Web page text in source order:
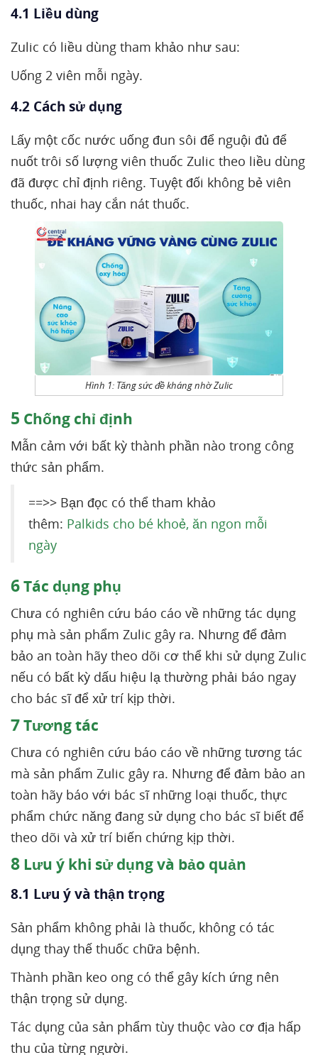
4.1 Liều dùng
Zulic có liều dùng tham khảo như sau:
Uống 2 viên mỗi ngày.
4.2 Cách sử dụng
Lấy một cốc nước uống đun sôi để nguội đủ để
nuốt trôi số lượng viên thuốc Zulic theo liều dùng
đã được chỉ định riêng. Tuyệt đối không bẻ viên
thuốc, nhai hay cắn nát thuốc.
Hình 1: Tăng sức đề kháng nhờ Zulic
5 Chống chỉ định
Mẫn cảm với bất kỳ thành phần nào trong công
thức sản phẩm.
==>> Bạn đọc có thể tham khảo
thêm: Palkids cho bé khoẻ, ăn ngon mỗi
ngày
6Tác dụng phụ
Chưa có nghiên cứu báo cáo về những tác dụng
phụ mà sản phẩm Zulic gây ra. Nhưng để đảm
bảo an toàn hãy theo dõi cơ thể khi sử dụng Zulic
nếu có bất kỳ dấu hiệu lạ thường phải báo ngay
cho bác sĩ để xử trí kịp thời.
7Tương tác
Chưa có nghiên cứu báo cáo về những tương tác
mà sản phẩm Zulic gây ra. Nhưng để đảm bảo an
toàn hãy báo với bác sĩ những loại thuốc, thực
phẩm chức năng đang sử dụng cho bác sĩ biết để
theo dõi và xử trí biến chứng kịp thời.
8 Lưu ý khi sử dụng và bảo quản
8.1 Lưu ý và thận trọng
Sản phẩm không phải là thuốc, không có tác
dụng thay thế thuốc chữa bệnh.
Thành phần keo ong có thể gây kích ứng nên
thận trọng sử dụng.
Tác dụng của sản phẩm tùy thuộc vào cơ địa hấp
thu của từng người.